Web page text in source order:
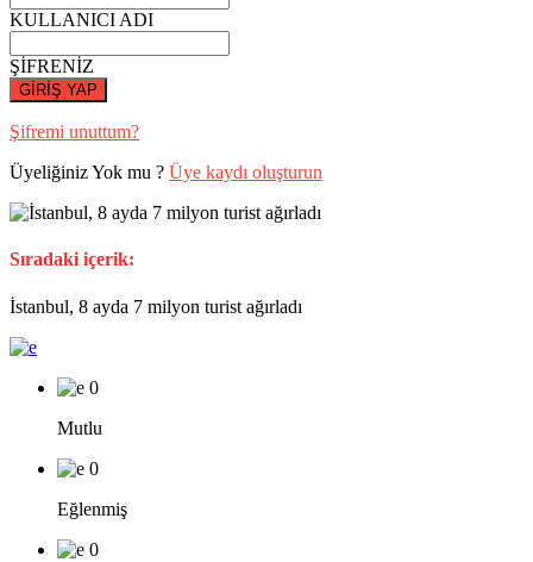
KULLANICI ADI
ŞİFRENİZ
GİRİŞ YAP
Şifremi unuttum?
Üyeliğiniz Yok mu ? Üye kaydı oluşturun
Sıradaki içerik:
İstanbul, 8 ayda 7 milyon turist ağırladı
0
Mutlu
0
Eğlenmiş
0